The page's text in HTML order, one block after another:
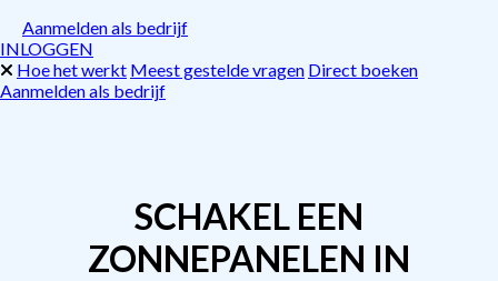
Aanmelden als bedrijf
INLOGGEN
Hoe het werkt Meest gestelde vragen Direct boeken
Aanmelden als bedrijf
SCHAKEL EEN
ZONNEPANELEN IN